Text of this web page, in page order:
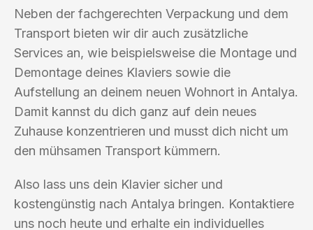
Neben der fachgerechten Verpackung und dem
Transport bieten wir dir auch zusätzliche
Services an, wie beispielsweise die Montage und
Demontage deines Klaviers sowie die
Aufstellung an deinem neuen Wohnort in Antalya.
Damit kannst du dich ganz auf dein neues
Zuhause konzentrieren und musst dich nicht um
den mühsamen Transport kümmern.
Also lass uns dein Klavier sicher und
kostengünstig nach Antalya bringen. Kontaktiere
uns noch heute und erhalte ein individuelles